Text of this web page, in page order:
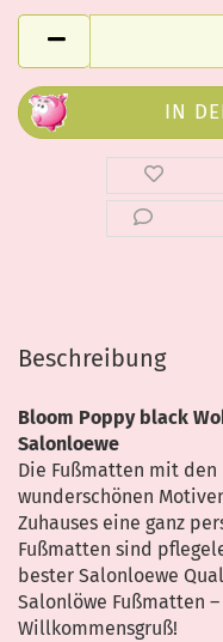
Beschreibung
Bloom Poppy black
Salonloewe
Die Fußmatten mit
wunderschönen
Zuhauses eine ganz
Fußmatten sind
bester Salonloewe
Salonlöwe Fußmatten
Willkommensgruß!